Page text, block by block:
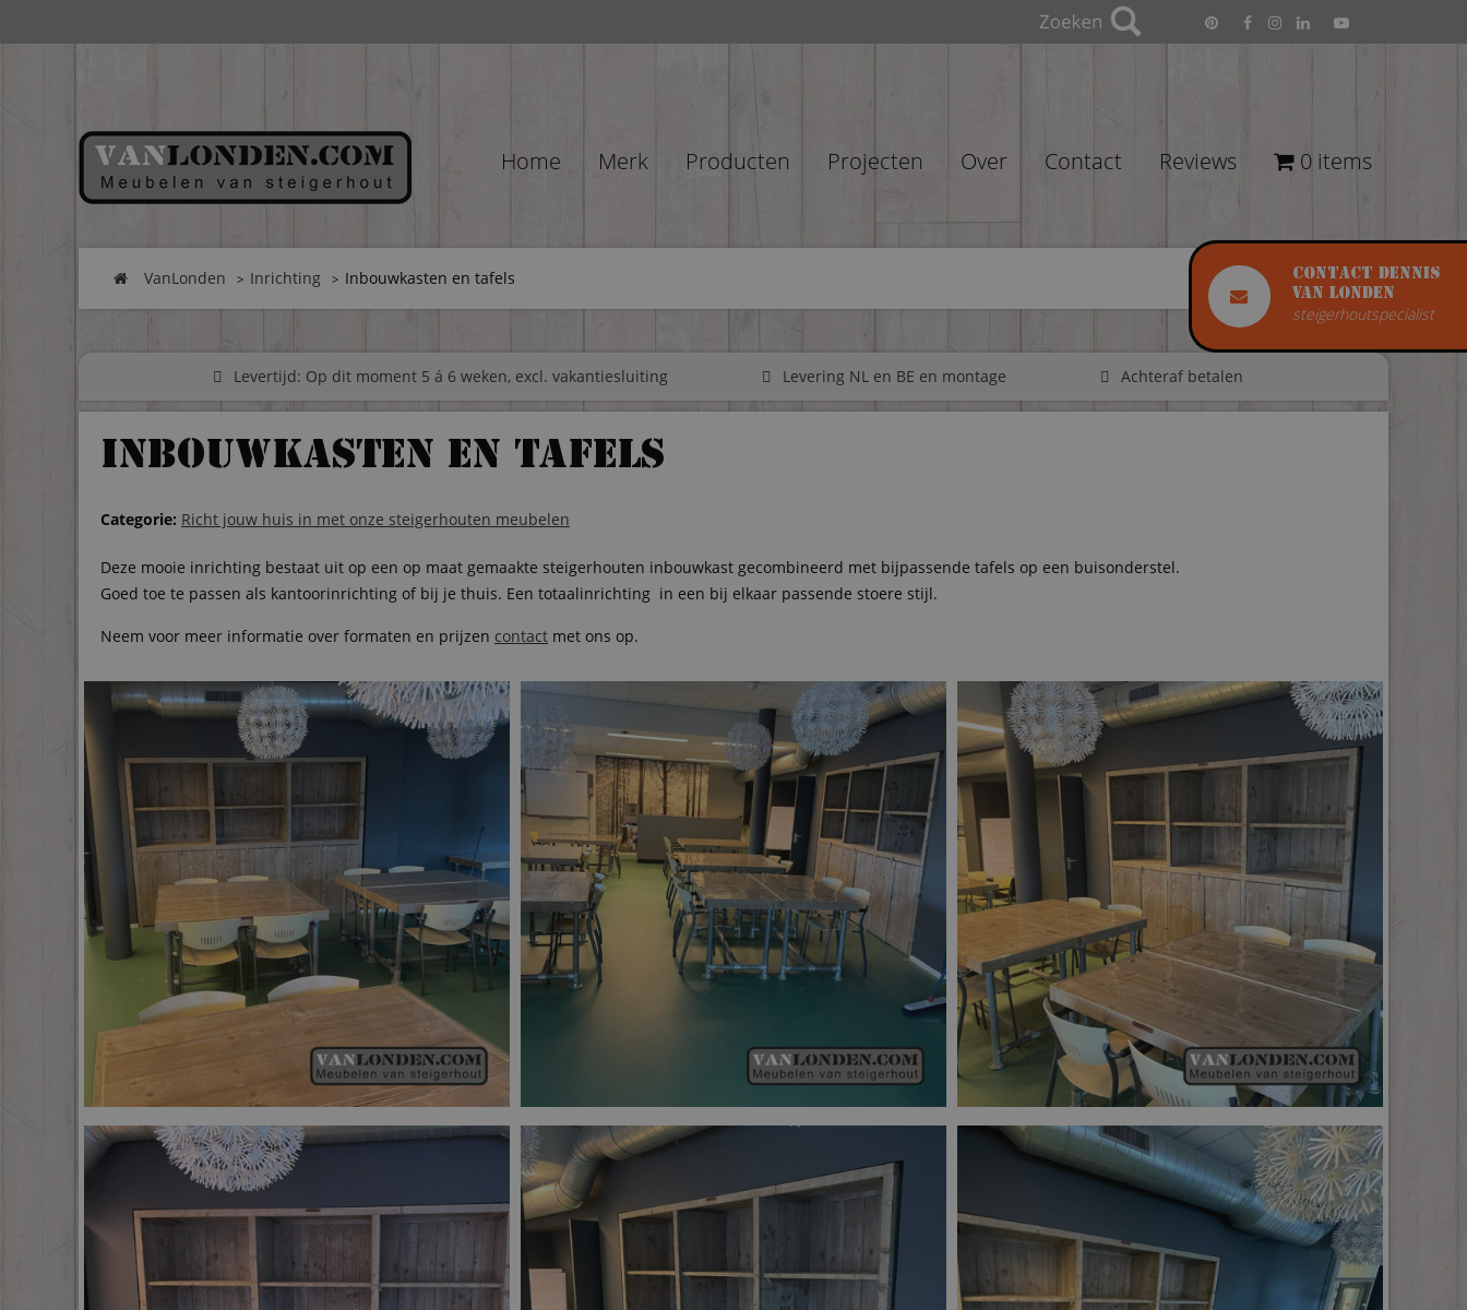
Contact Dennis
van Londen
steigerhoutspecialist
Home Merk Producten Projecten Over Contact Reviews 0 items
VanLonden Inrichting Inbouwkasten en tafels
Levertijd: Op dit moment 5 á 6 weken, excl. vakantiesluiting Levering NL en BE en montage Achteraf betalen
Inbouwkasten en tafels
Categorie: Richt jouw huis in met onze steigerhouten meubelen
Deze mooie inrichting bestaat uit op een op maat gemaakte steigerhouten inbouwkast gecombineerd met bijpassende tafels op een buisonderstel.
Goed toe te passen als kantoorinrichting of bij je thuis. Een totaalinrichting in een bij elkaar passende stoere stijl.
Neem voor meer informatie over formaten en prijzen contact met ons op.